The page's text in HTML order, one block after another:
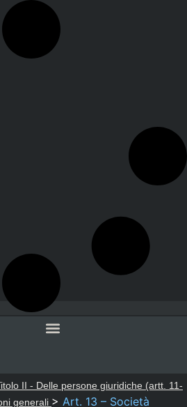
II - Delle persone giuridiche (artt. 11-
generali > Art. 13 – Società